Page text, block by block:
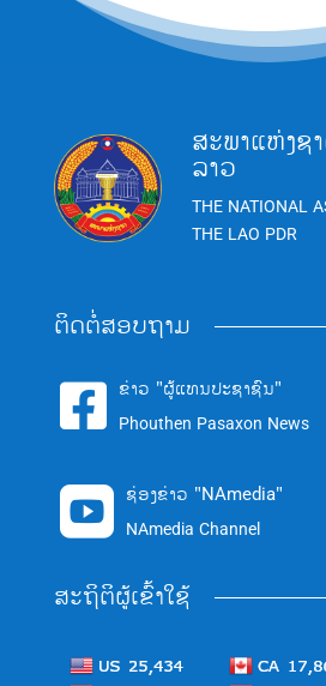
ສະພາແຫ່ງຊ
ລາວ
THE NATIONAL
THE LAO PDR
ຕິດຕໍ່ສອບຖາມ
 ຂ່າວ "ຜູ້ແທນປະຊາຊົນ"
Phouthen Pasaxon News
 ຊ່ອງຂ່າວ "NAmedia"
NAmedia Channel
ສະຖິຕິຜູ້ເຂົ້າໃຊ້